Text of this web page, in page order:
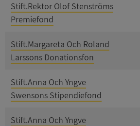
Stift.Rektor Olof Stenströms
Premiefond
Stift.Margareta Och Roland
Larssons Donationsfon
Stift.Anna Och Yngve
Swensons Stipendiefond
Stift.Anna Och Yngve